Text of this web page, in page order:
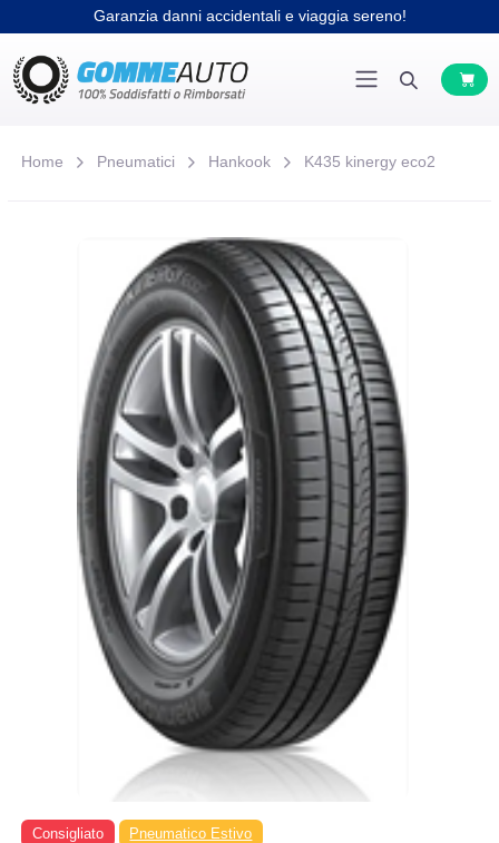
Garanzia danni accidentali e viaggia sereno!
Home Pneumatici Hankook K435 kinergy eco2
Consigliato Pneumatico Estivo